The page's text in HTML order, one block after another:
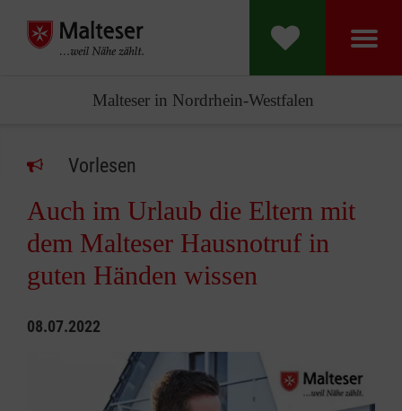
Malteser in Nordrhein-Westfalen
Vorlesen
Auch im Urlaub die Eltern mit
dem Malteser Hausnotruf in
guten Händen wissen
08.07.2022